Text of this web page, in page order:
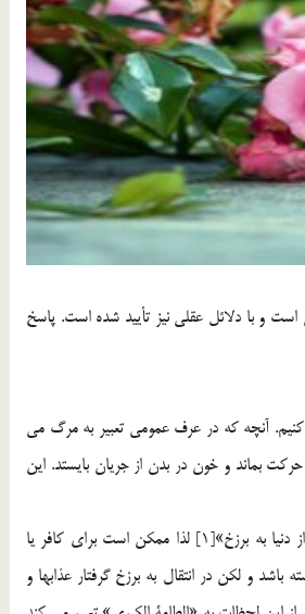
است و با دلائل عقلي نيز تأييد شده است. پاسخ
آنچه كه در عرف عمومي تعبير به مرگ مي
بماند و خون در بدن از جريان بايستد. اين
اما مرگ در معارف اسلامي تنها مرگ بدن جسماني نيست بلكه مرگ عبارت است از «انتقال از دنيا به برزخ»[1] لذا ممكن است براي كافر يا
و لكن در انتقال به برزخ گرفتار عذابها و